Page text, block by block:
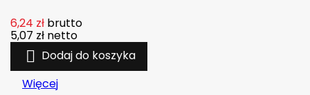
6,24 zł brutto
5,07 zł netto
 Dodaj do koszyka
Więcej